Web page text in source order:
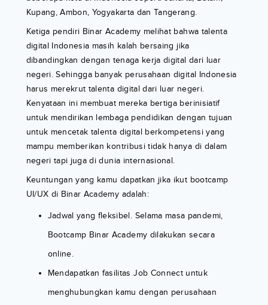
Kupang, Ambon, Yogyakarta dan Tangerang.
Ketiga pendiri Binar Academy melihat bahwa talenta
digital Indonesia masih kalah bersaing jika
dibandingkan dengan tenaga kerja digital dari luar
negeri. Sehingga banyak perusahaan digital Indonesia
harus merekrut talenta digital dari luar negeri.
Kenyataan ini membuat mereka bertiga berinisiatif
untuk mendirikan lembaga pendidikan dengan tujuan
untuk mencetak talenta digital berkompetensi yang
mampu memberikan kontribusi tidak hanya di dalam
negeri tapi juga di dunia internasional.
Keuntungan yang kamu dapatkan jika ikut bootcamp
UI/UX di Binar Academy adalah:
Jadwal yang fleksibel. Selama masa pandemi,
Bootcamp Binar Academy dilakukan secara
online.
Mendapatkan fasilitas Job Connect untuk
menghubungkan kamu dengan perusahaan